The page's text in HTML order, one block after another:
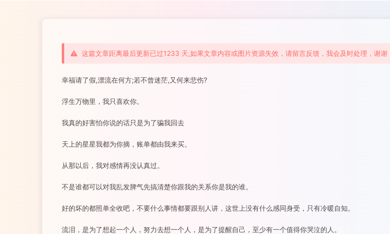
这篇文章距离最后更新已过1233 天,如果文章内容或图片资源失效，请留言反馈，我会及时处理，谢谢
幸福请了假,漂流在何方;若不曾迷茫,又何来悲伤?
浮生万物里，我只喜欢你。
我真的好害怕你说的话只是为了骗我回去
天上的星星我都为你摘，账单都由我来买。
从那以后，我对感情再没认真过。
不是谁都可以对我乱发脾气先搞清楚你跟我的关系你是我的谁。
好的坏的都照单全收吧，不要什么事情都要跟别人讲，这世上没有什么感同身受，只有冷暖自知。
流泪，是为了想起一个人，努力去想一个人，是为了提醒自己，至少有一个值得你哭泣的人。